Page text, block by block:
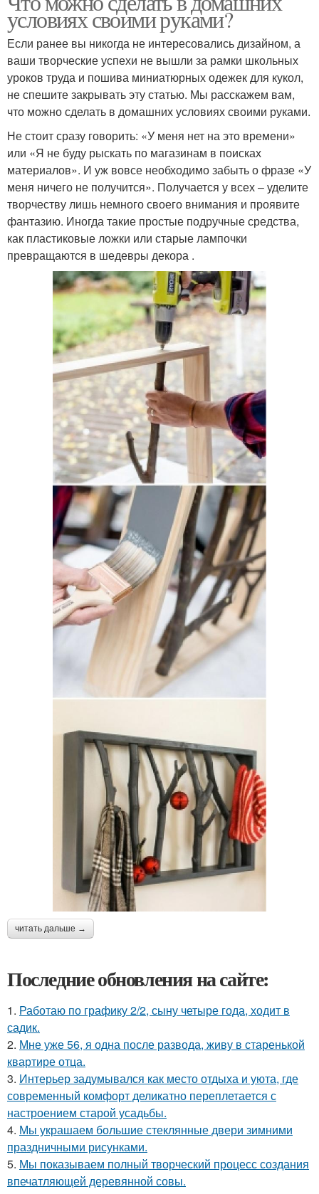
условиях своими руками?
Если ранее вы никогда не интересовались дизайном, а
ваши творческие успехи не вышли за рамки школьных
уроков труда и пошива миниатюрных одежек для кукол,
не спешите закрывать эту статью. Мы расскажем вам,
что можно сделать в домашних условиях своими руками.
Не стоит сразу говорить: «У меня нет на это времени»
или «Я не буду рыскать по магазинам в поисках
материалов». И уж вовсе необходимо забыть о фразе «У
меня ничего не получится». Получается у всех – уделите
творчеству лишь немного своего внимания и проявите
фантазию. Иногда такие простые подручные средства,
как пластиковые ложки или старые лампочки
превращаются в шедевры декора .
читать дальше →
Последние обновления на сайте:
1. Работаю по графику 2/2, сыну четыре года, ходит в
садик.
2. Мне уже 56, я одна после развода, живу в старенькой
квартире отца.
3. Интерьер задумывался как место отдыха и уюта, где
современный комфорт деликатно переплетается с
настроением старой усадьбы.
4. Мы украшаем большие стеклянные двери зимними
праздничными рисунками.
5. Мы показываем полный творческий процесс создания
впечатляющей деревянной совы.